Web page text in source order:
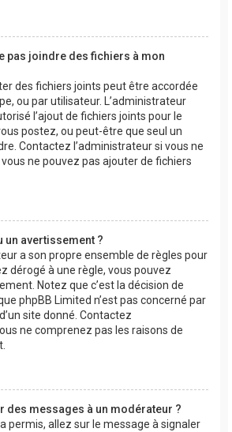
pas joindre des fichiers à mon
des fichiers joints peut être accordée
ou par utilisateur. L’administrateur
l’ajout de fichiers joints pour le
postez, ou peut-être que seul un
Contactez l’administrateur si vous ne
ne pouvez pas ajouter de fichiers
un avertissement ?
a son propre ensemble de règles pour
dérogé à une règle, vous pouvez
Notez que c’est la décision de
phpBB Limited n’est pas concerné par
site donné. Contactez
ne comprenez pas les raisons de
des messages à un modérateur ?
permis, allez sur le message à signaler